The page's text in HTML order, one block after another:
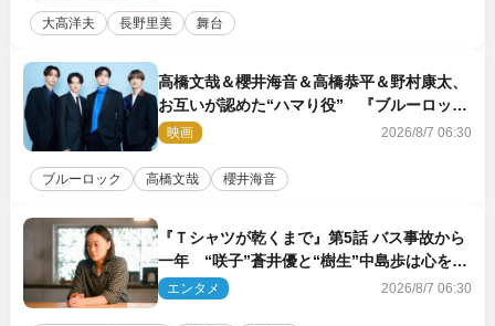
大高洋夫 長野里美 舞台
高橋文哉＆櫻井海音＆高橋恭平＆野村康太、
お互いが認めた“ハマり役” 『ブルーロッ
ク』で築いた最高のチームワーク
映画 2026/8/7 06:30
ブルーロック 高橋文哉 櫻井海音
『Ｔシャツが乾くまで』第5話 バス事故から
一年 “咲子”蒼井優と“樹生”中島歩は心を許
しあえる関係に
エンタメ 2026/8/7 06:30